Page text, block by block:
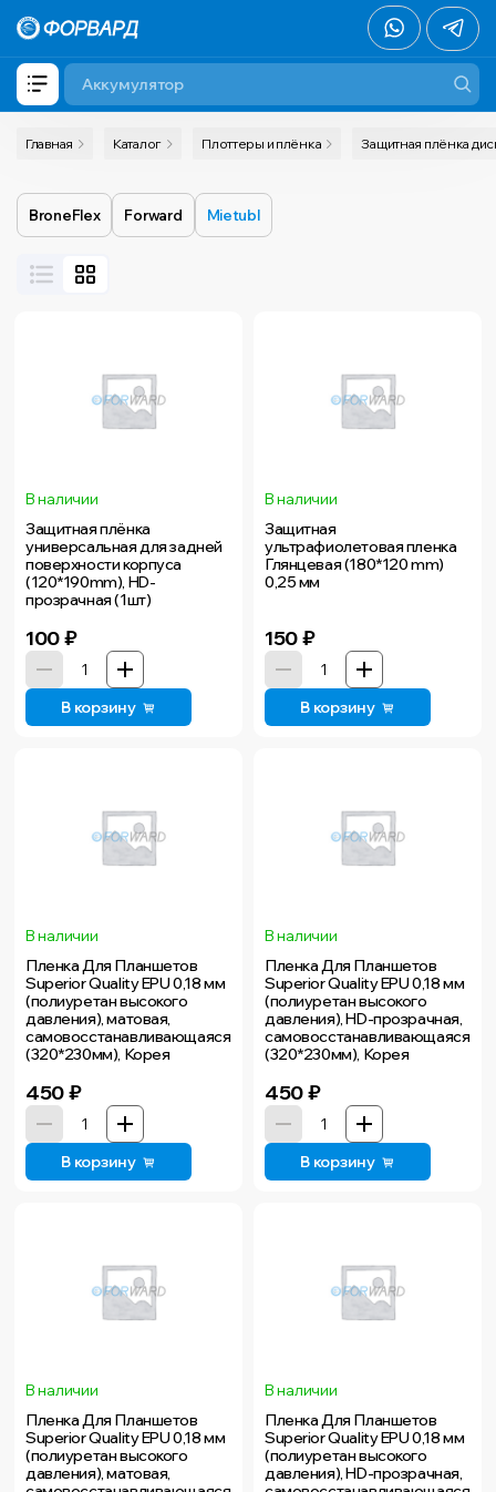
Главная Каталог Плоттеры и плёнка Защитная плёнка
BroneFlex Forward Mietubl
В наличии
Защитная плёнка
универсальная для задней
поверхности корпуса
(120*190mm), HD-
прозрачная (1шт)
100₽
В корзину
В наличии
Защитная
ультрафиолетовая пленка
Глянцевая (180*120 mm)
0,25 мм
150₽
В корзину
В наличии
Пленка Для Планшетов
Superior Quality EPU 0,18 мм
(полиуретан высокого
давления), матовая,
самовосстанавливающаяся
(320*230мм), Корея
450₽
В корзину
В наличии
Пленка Для Планшетов
Superior Quality EPU 0,18 мм
(полиуретан высокого
давления), HD-прозрачная,
самовосстанавливающаяся
(320*230мм), Корея
450₽
В корзину
В наличии
Пленка Для Планшетов
Superior Quality EPU 0,18 мм
(полиуретан высокого
давления), матовая,
В наличии
Пленка Для Планшетов
Superior Quality EPU 0,18 мм
(полиуретан высокого
давления), HD-прозрачная,